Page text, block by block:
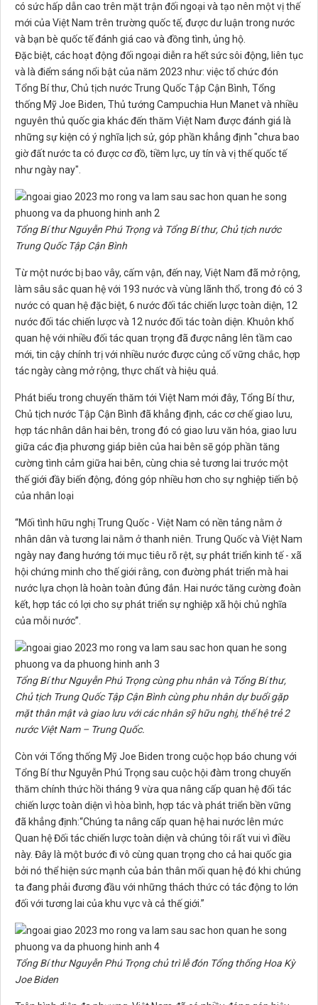
có sức hấp dẫn cao trên mặt trận đối ngoại và tạo nên một vị thế
mới của Việt Nam trên trường quốc tế, được dư luận trong nước
và bạn bè quốc tế đánh giá cao và đồng tình, ủng hộ.
Đặc biệt, các hoạt động đối ngoại diễn ra hết sức sôi động, liên tục
và là điểm sáng nổi bật của năm 2023 như: việc tổ chức đón
Tổng Bí thư, Chủ tịch nước Trung Quốc Tập Cận Bình, Tổng
thống Mỹ Joe Biden, Thủ tướng Campuchia Hun Manet và nhiều
nguyên thủ quốc gia khác đến thăm Việt Nam được đánh giá là
những sự kiện có ý nghĩa lịch sử, góp phần khẳng định "chưa bao
giờ đất nước ta có được cơ đồ, tiềm lực, uy tín và vị thế quốc tế
như ngày nay".
Tổng Bí thư Nguyễn Phú Trọng và Tổng Bí thư, Chủ tịch nước
Trung Quốc Tập Cận Bình
Từ một nước bị bao vây, cấm vận, đến nay, Việt Nam đã mở rộng,
làm sâu sắc quan hệ với 193 nước và vùng lãnh thổ, trong đó có 3
nước có quan hệ đặc biệt, 6 nước đối tác chiến lược toàn diện, 12
nước đối tác chiến lược và 12 nước đối tác toàn diện. Khuôn khổ
quan hệ với nhiều đối tác quan trọng đã được nâng lên tầm cao
mới, tin cậy chính trị với nhiều nước được củng cố vững chắc, hợp
tác ngày càng mở rộng, thực chất và hiệu quả.
Phát biểu trong chuyến thăm tới Việt Nam mới đây, Tổng Bí thư,
Chủ tịch nước Tập Cận Bình đã khẳng định, các cơ chế giao lưu,
hợp tác nhân dân hai bên, trong đó có giao lưu văn hóa, giao lưu
giữa các địa phương giáp biên của hai bên sẽ góp phần tăng
cường tình cảm giữa hai bên, cùng chia sẻ tương lai trước một
thế giới đầy biến động, đóng góp nhiều hơn cho sự nghiệp tiến bộ
của nhân loại
“Mối tình hữu nghị Trung Quốc - Việt Nam có nền tảng nằm ở
nhân dân và tương lai nằm ở thanh niên. Trung Quốc và Việt Nam
ngày nay đang hướng tới mục tiêu rõ rệt, sự phát triển kinh tế - xã
hội chứng minh cho thế giới rằng, con đường phát triển mà hai
nước lựa chọn là hoàn toàn đúng đắn. Hai nước tăng cường đoàn
kết, hợp tác có lợi cho sự phát triển sự nghiệp xã hội chủ nghĩa
của mỗi nước”.
Tổng Bí thư Nguyễn Phú Trọng cùng phu nhân và Tổng Bí thư,
Chủ tịch Trung Quốc Tập Cận Bình cùng phu nhân dự buổi gặp
mặt thân mật và giao lưu với các nhân sỹ hữu nghị, thế hệ trẻ 2
nước Việt Nam – Trung Quốc.
Còn với Tổng thống Mỹ Joe Biden trong cuộc họp báo chung với
Tổng Bí thư Nguyễn Phú Trọng sau cuộc hội đàm trong chuyến
thăm chính thức hồi tháng 9 vừa qua nâng cấp quan hệ đối tác
chiến lược toàn diện vì hòa bình, hợp tác và phát triển bền vững
đã khẳng định:“Chúng ta nâng cấp quan hệ hai nước lên mức
Quan hệ Đối tác chiến lược toàn diện và chúng tôi rất vui vì điều
này. Đây là một bước đi vô cùng quan trọng cho cả hai quốc gia
bởi nó thể hiện sức mạnh của bản thân mối quan hệ đó khi chúng
ta đang phải đương đầu với những thách thức có tác động to lớn
đối với tương lai của khu vực và cả thế giới.”
Tổng Bí thư Nguyễn Phú Trọng chủ trì lễ đón Tổng thống Hoa Kỳ
Joe Biden